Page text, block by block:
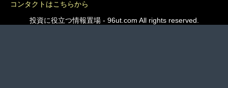
コンタクトはこちらから
投資に役立つ情報置場 - 96ut.com All rights reserved.